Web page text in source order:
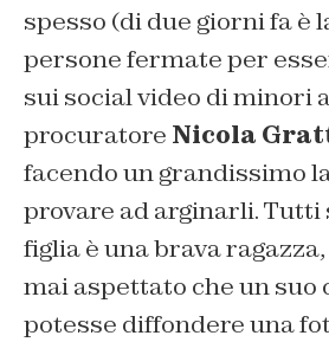
spesso (di due giorni fa è
persone fermate per
sui social video di minori
procuratore Nicola
facendo un grandissimo
provare ad arginarli. Tutti
figlia è una brava
mai aspettato che un suo
potesse diffondere una